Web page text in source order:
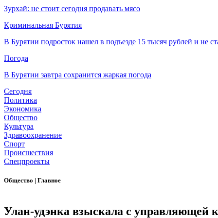
Зурхай: не стоит сегодня продавать мясо
Криминальная Бурятия
В Бурятии подросток нашел в подъезде 15 тысяч рублей и не
Погода
В Бурятии завтра сохранится жаркая погода
Сегодня
Политика
Экономика
Общество
Культура
Здравоохранение
Спорт
Происшествия
Спецпроекты
Общество | Главное
Улан-удэнка взыскала с управляющей